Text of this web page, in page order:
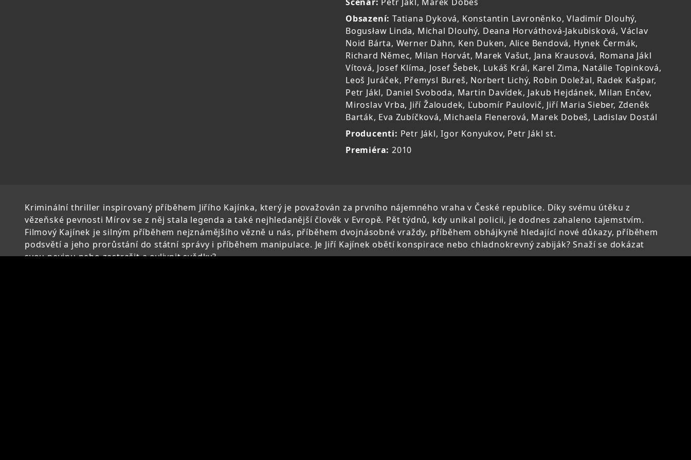
Obsazení: Tatiana Dyková, Konstantin Lavroněnko, Vladimír Dlouhý,
Bogusław Linda, Michal Dlouhý, Deana Horváthová-Jakubisková, Václav
Noid Bárta, Werner Dähn, Ken Duken, Alice Bendová, Hynek Čermák,
Richard Němec, Milan Horvát, Marek Vašut, Jana Krausová, Romana Jákl
Vítová, Josef Klíma, Josef Šebek, Lukáš Král, Karel Zima, Natálie Topinková,
Leoš Juráček, Přemysl Bureš, Norbert Lichý, Robin Doležal, Radek Kašpar,
Petr Jákl, Daniel Svoboda, Martin Davídek, Jakub Hejdánek, Milan Enčev,
Miroslav Vrba, Jiří Žaloudek, Ľubomír Paulovič, Jiří Maria Sieber, Zdeněk
Barták, Eva Zubíčková, Michaela Flenerová, Marek Dobeš, Ladislav Dostál
Producenti: Petr Jákl, Igor Konyukov, Petr Jákl st.
Premiéra: 2010
Kriminální thriller inspirovaný příběhem Jiřího Kajínka, který je považován za prvního nájemného vraha v České republice. Díky svému útěku z
vězeňské pevnosti Mírov se z něj stala legenda a také nejhledanější člověk v Evropě. Pět týdnů, kdy unikal policii, je dodnes zahaleno tajemstvím.
Filmový Kajínek je silným příběhem nejznámějšího vězně u nás, příběhem dvojnásobné vraždy, příběhem obhájkyně hledající nové důkazy, příběhem
podsvětí a jeho prorůstání do státní správy i příběhem manipulace. Je Jiří Kajínek obětí konspirace nebo chladnokrevný zabiják? Snaží se dokázat
svou nevinu nebo zastrašit a ovlivnit svědky?